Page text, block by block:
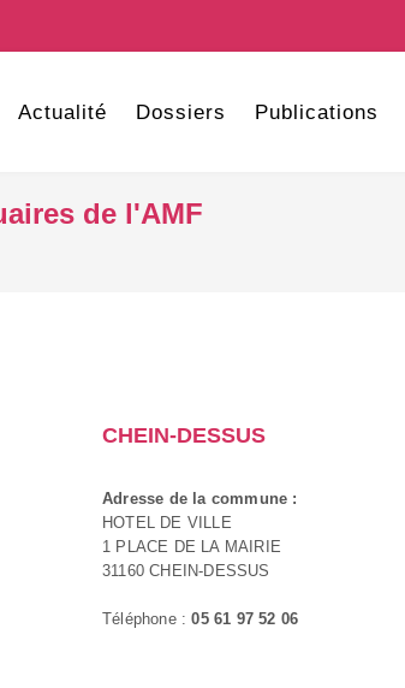
Actualité Dossiers Publications
de l'AMF
CHEIN-DESSUS
Adresse de la commune :
HOTEL DE VILLE
1 PLACE DE LA MAIRIE
31160 CHEIN-DESSUS
Téléphone :05 61 97 52 06